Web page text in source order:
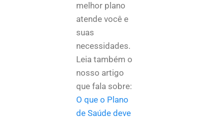
melhor plano
atende você e
suas
necessidades.
Leia também o
nosso artigo
que fala sobre:
O que o Plano
de Saúde deve